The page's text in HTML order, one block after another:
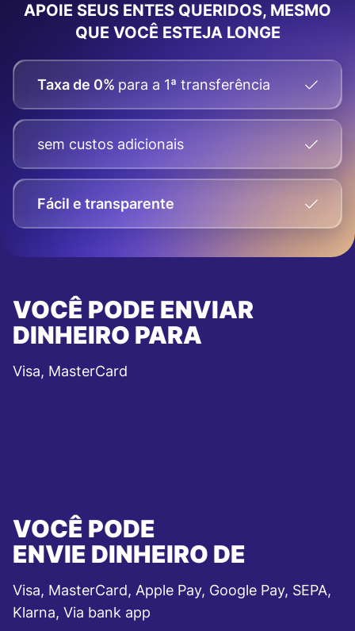
APOIE SEUS ENTES QUERIDOS, MESMO
QUE VOCÊ ESTEJA LONGE
Taxa de 0% para a 1ª transferência
sem custos adicionais
Fácil e transparente
VOCÊ PODE ENVIAR
DINHEIRO PARA
Visa, MasterCard
VOCÊ PODE
ENVIE DINHEIRO DE
Visa, MasterCard, Apple Pay, Google Pay, SEPA,
Klarna, Via bank app